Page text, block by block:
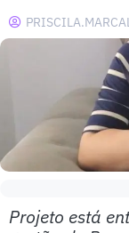
Projeto está